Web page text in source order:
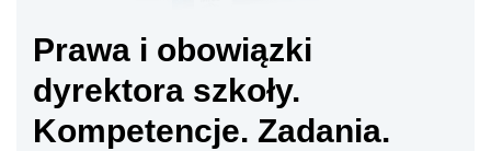
Prawa i obowiązki
dyrektora szkoły.
Kompetencje. Zadania.